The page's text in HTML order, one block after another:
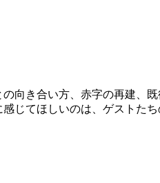
向き合い方、赤字の再建、
じてほしいのは、ゲストた